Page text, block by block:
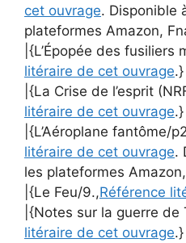
cet ouvrage. Disponible
plateformes Amazon,
|{L’Épopée des fusiliers
litéraire de cet ouvrage.}
|{La Crise de l’esprit
litéraire de cet ouvrage.}
|{L’Aéroplane fantôme/
litéraire de cet ouvrage.
les plateformes
|{Le Feu/9.,Référence
|{Notes sur la guerre de
litéraire de cet ouvrage.}